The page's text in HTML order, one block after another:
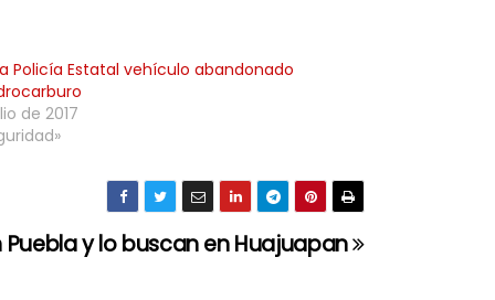
Policía Estatal vehículo abandonado
de 2017
Puebla y lo buscan en Huajuapan